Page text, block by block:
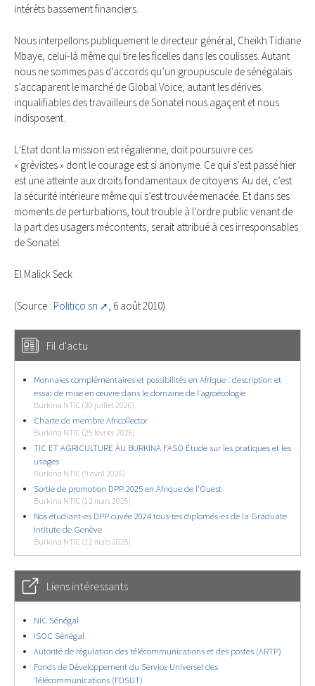
intérêts bassement financiers.
Nous interpellons publiquement le directeur général, Cheikh Tidiane
Mbaye, celui-là même qui tire les ficelles dans les coulisses. Autant
nous ne sommes pas d’accords qu’un groupuscule de sénégalais
s’accaparent le marché de Global Voice, autant les dérives
inqualifiables des travailleurs de Sonatel nous agaçent et nous
indisposent.
L’Etat dont la mission est régalienne, doit poursuivre ces
« grévistes » dont le courage est si anonyme. Ce qui s’est passé hier
est une atteinte aux droits fondamentaux de citoyens. Au del, c’est
la sécurité intérieure même qui s’est trouvée menacée. Et dans ses
moments de perturbations, tout trouble à l’ordre public venant de
la part des usagers mécontents, serait attribué à ces irresponsables
de Sonatel.
El Malick Seck
(Source : Politico.sn , 6 août 2010)
Fil d'actu
Monnaies complémentaires et possibilités en Afrique : description et
essai de mise en œuvre dans le domaine de l’agroécologie
Burkina NTIC (30 juillet 2026)
Charte de membre Africollector
Burkina NTIC (25 février 2026)
TIC ET AGRICULTURE AU BURKINA FASO Étude sur les pratiques et les
usages
Burkina NTIC (9 avril 2025)
Sortie de promotion DPP 2025 en Afrique de l’Ouest
Burkina NTIC (12 mars 2025)
Nos étudiant-es DPP cuvée 2024 tous-tes diplomés-es de la Graduate
Intitute de Genève
Burkina NTIC (12 mars 2025)
Liens intéressants
NIC Sénégal
ISOC Sénégal
Autorité de régulation des télécommunications et des postes (ARTP)
Fonds de Développement du Service Universel des
Télécommunications (FDSUT)